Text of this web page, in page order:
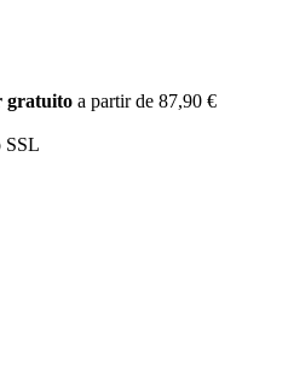
gratuito a partir de 87,90 €
SSL